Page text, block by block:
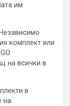
им
комплект или
на всички в
в
на